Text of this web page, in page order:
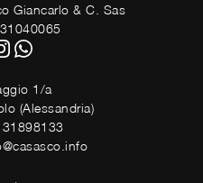
Giancarlo & C. Sas
1/a
(Alessandria)